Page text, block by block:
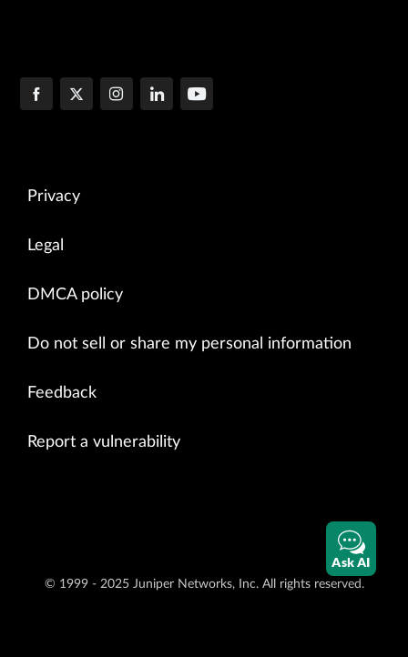
Privacy
Legal
DMCA policy
Do not sell or share my personal information
Feedback
Report a vulnerability
© 1999 - 2025 Juniper Networks, Inc. All rights reserved.
Ask AI